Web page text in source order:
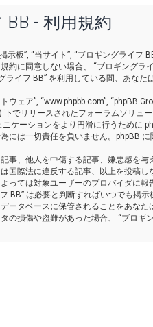
- 利用規約
示板”, “当サイト”, “ブロギングライ
約に同意しない場合、 “ブロギング
ライフ BB” を利用している間、あなた
ウェア”, “www.phpbb.com”, “phpBB
下でリリースされたフォーラムソリュー
ケーションをより円滑に行うために
には一切責任を負いません。phpBB
事、他人を中傷する記事、嫌悪感を
国際法に違反する記事、以上を投稿
っては対象ユーザーのプロバイダに
BB” は必要と判断すればいつでも掲
ータベースに保管されることをあな
の損傷や盗難があった場合、 “ブロギ